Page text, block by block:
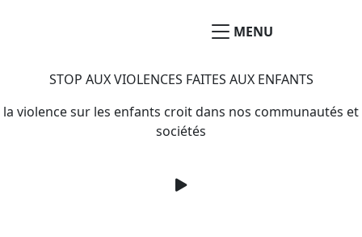
MENU
STOP AUX VIOLENCES FAITES AUX ENFANTS
la violence sur les enfants croit dans nos communautés et
sociétés